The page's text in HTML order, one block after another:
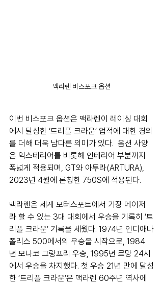
맥라렌 비스포크 옵션
이번 비스포크 옵션은 맥라렌이 레이싱 대회
에서 달성한 ‘트리플 크라운’ 업적에 대한 경의
를 더해 더욱 남다른 의미가 있다.  옵션 사양
은 익스테리어를 비롯해 인테리어 부분까지
폭넓게 적용되며, GT와 아투라(ARTURA),
2023년 4월에 론칭한 750S에 적용된다.
맥라렌은 세계 모터스포트에서 가장 메이저
라 할 수 있는 3대 대회에서 우승을 기록히 ‘트
리플 크라운’ 기록을 세웠다. 1974년 인디애나
폴리스 500에서의 우승을 시작으로, 1984
년 모나코 그랑프리 우승, 1995년 르망 24시
에서 우승을 차지했다. 첫 우승 21년 만에 달성
한 ‘트리플 크라운’은 맥라렌 60주년 역사에